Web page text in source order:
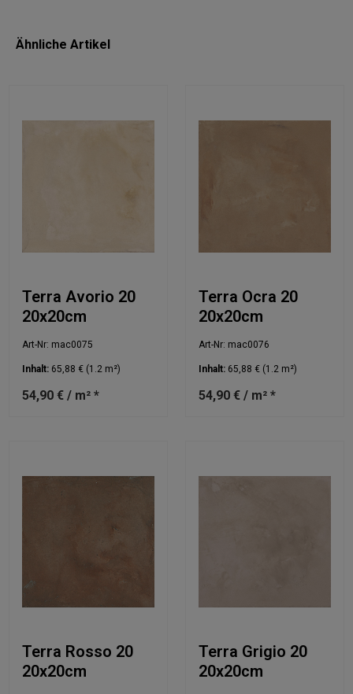
Ähnliche Artikel
Terra Avorio 20
20x20cm
Art-Nr: mac0075
Inhalt: 65,88 € (1.2 m²)
54,90 € / m² *
Terra Ocra 20
20x20cm
Art-Nr: mac0076
Inhalt: 65,88 € (1.2 m²)
54,90 € / m² *
Terra Rosso 20
20x20cm
Terra Grigio 20
20x20cm